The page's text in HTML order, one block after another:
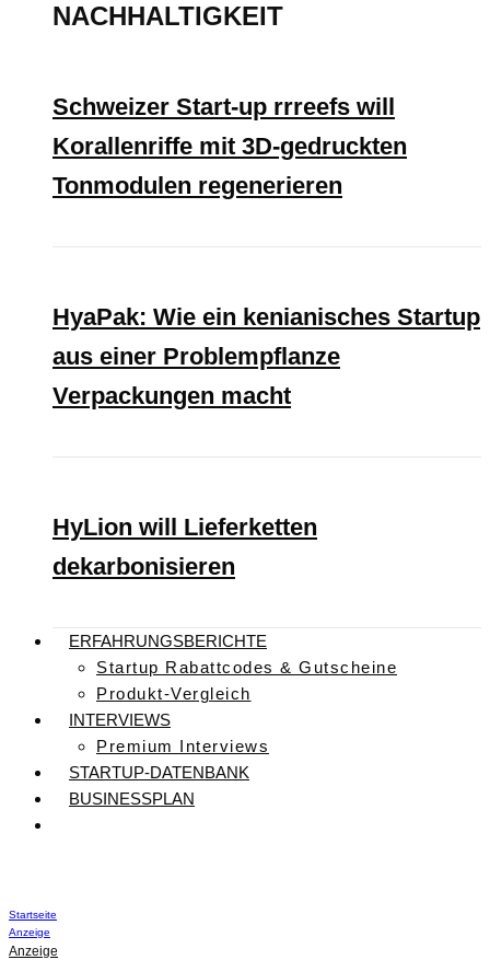
NACHHALTIGKEIT
Schweizer Start-up rrreefs will
Korallenriffe mit 3D-gedruckten
Tonmodulen regenerieren
HyaPak: Wie ein kenianisches Startup
aus einer Problempflanze
Verpackungen macht
HyLion will Lieferketten
dekarbonisieren
ERFAHRUNGSBERICHTE
Startup Rabattcodes & Gutscheine
Produkt-Vergleich
INTERVIEWS
Premium Interviews
STARTUP-DATENBANK
BUSINESSPLAN
Startseite
Anzeige
Anzeige